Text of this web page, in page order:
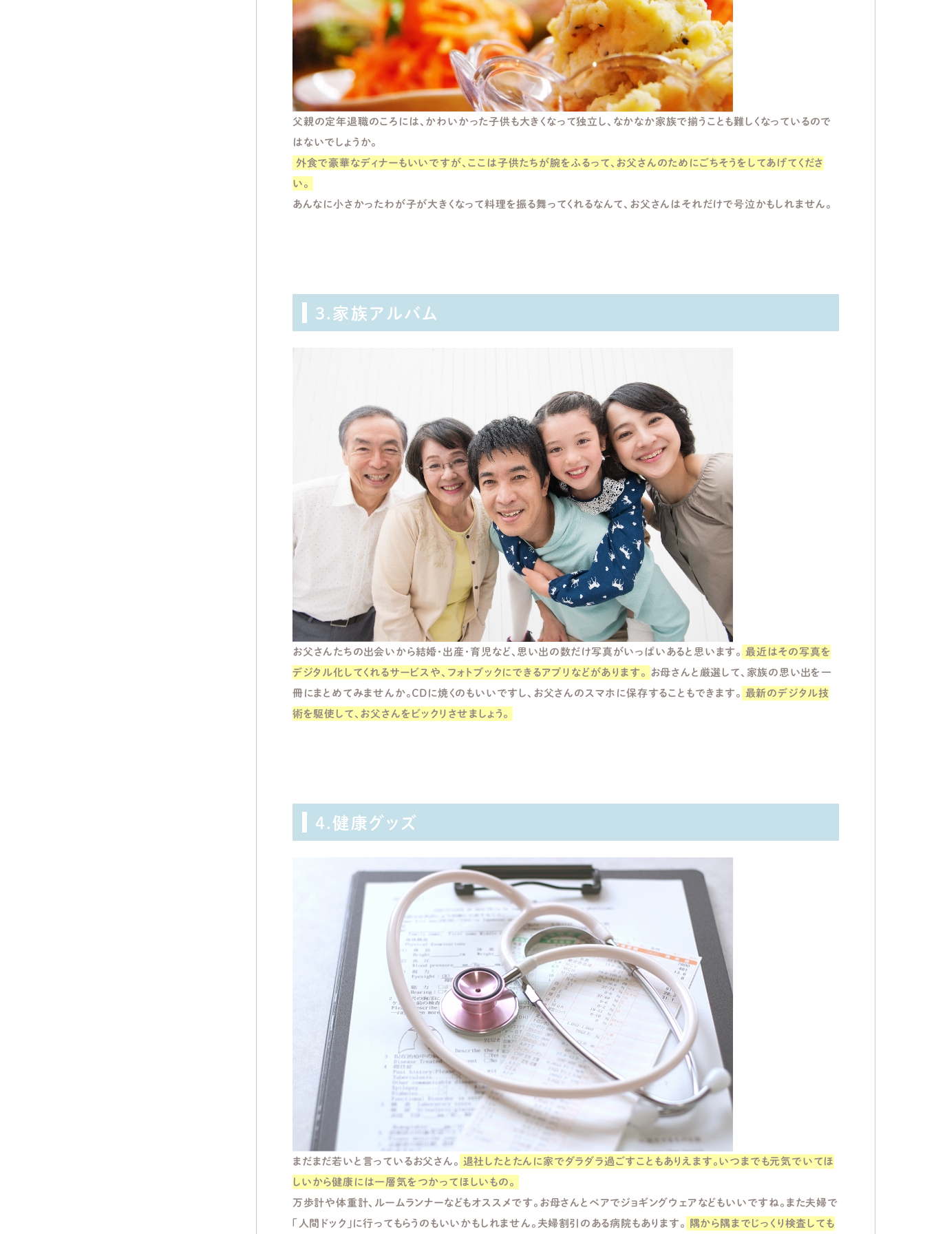
父親の定年退職のころには、かわいかった子供も大きくなって独立し、なかなか家族で揃うことも難しくなっているので
はないでしょうか。
外食で豪華なディナーもいいですが、ここは子供たちが腕をふるって、お父さんのためにごちそうをしてあげてくださ
い。
あんなに小さかったわが子が大きくなって料理を振る舞ってくれるなんて、お父さんはそれだけで号泣かもしれません。
3.家族アルバム
お父さんたちの出会いから結婚・出産・育児など、思い出の数だけ写真がいっぱいあると思います。 最近はその写真を
デジタル化してくれるサービスや、フォトブックにできるアプリなどがあります。 お母さんと厳選して、家族の思い出を一
冊にまとめてみませんか。ＣＤに焼くのもいいですし、お父さんのスマホに保存することもできます。 最新のデジタル技
術を駆使して、お父さんをビックリさせましょう。
4.健康グッズ
まだまだ若いと言っているお父さん。 退社したとたんに家でダラダラ過ごすこともありえます。いつまでも元気でいてほ
しいから健康には一層気をつかってほしいもの。
万歩計や体重計、ルームランナーなどもオススメです。お母さんとペアでジョギングウェアなどもいいですね。また夫婦で
「人間ドック」に行ってもらうのもいいかもしれません。夫婦割引のある病院もあります。 隅から隅までじっくり検査しても